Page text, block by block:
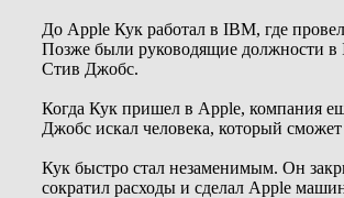
До Apple Кук работал в IBM, где
Позже были руководящие должности в
Стив Джобс.
Когда Кук пришел в Apple, компания
Джобс искал человека, который
Кук быстро стал незаменимым. Он
сократил расходы и сделал Apple